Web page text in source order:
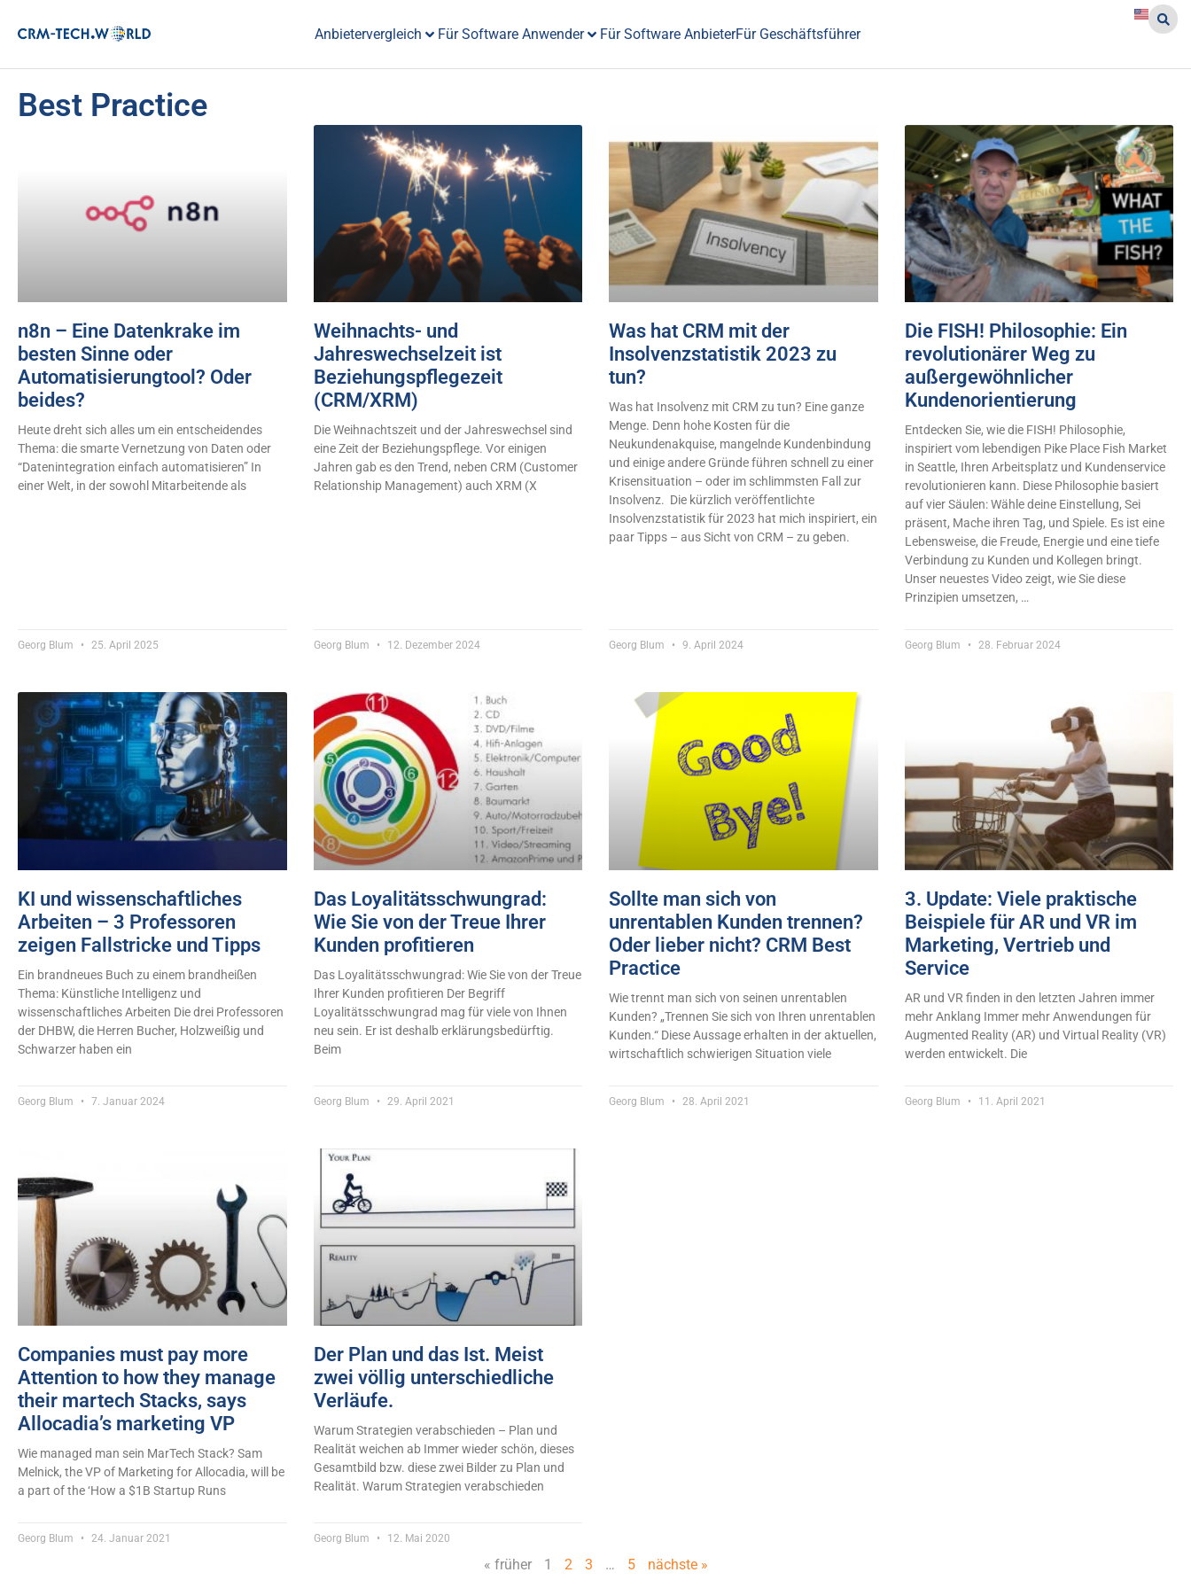
Anbietervergleich Für Software Anwender Für Software AnbieterFür Geschäftsführer
Best Practice
n8n – Eine Datenkrake im
besten Sinne oder
Automatisierungtool? Oder
beides?
Heute dreht sich alles um ein entscheidendes
Thema: die smarte Vernetzung von Daten oder
“Datenintegration einfach automatisieren” In
einer Welt, in der sowohl Mitarbeitende als
Georg Blum 25. April 2025
Weihnachts- und
Jahreswechselzeit ist
Beziehungspflegezeit
(CRM/XRM)
Die Weihnachtszeit und der Jahreswechsel sind
eine Zeit der Beziehungspflege. Vor einigen
Jahren gab es den Trend, neben CRM (Customer
Relationship Management) auch XRM (X
Georg Blum 12. Dezember 2024
Was hat CRM mit der
Insolvenzstatistik 2023 zu
tun?
Was hat Insolvenz mit CRM zu tun? Eine ganze
Menge. Denn hohe Kosten für die
Neukundenakquise, mangelnde Kundenbindung
und einige andere Gründe führen schnell zu einer
Krisensituation – oder im schlimmsten Fall zur
Insolvenz. Die kürzlich veröffentlichte
Insolvenzstatistik für 2023 hat mich inspiriert, ein
paar Tipps – aus Sicht von CRM – zu geben.
Georg Blum 9. April 2024
Die FISH! Philosophie: Ein
revolutionärer Weg zu
außergewöhnlicher
Kundenorientierung
Entdecken Sie, wie die FISH! Philosophie,
inspiriert vom lebendigen Pike Place Fish Market
in Seattle, Ihren Arbeitsplatz und Kundenservice
revolutionieren kann. Diese Philosophie basiert
auf vier Säulen: Wähle deine Einstellung, Sei
präsent, Mache ihren Tag, und Spiele. Es ist eine
Lebensweise, die Freude, Energie und eine tiefe
Verbindung zu Kunden und Kollegen bringt.
Unser neuestes Video zeigt, wie Sie diese
Prinzipien umsetzen, …
Georg Blum 28. Februar 2024
KI und wissenschaftliches
Arbeiten – 3 Professoren
zeigen Fallstricke und Tipps
Ein brandneues Buch zu einem brandheißen
Thema: Künstliche Intelligenz und
wissenschaftliches Arbeiten Die drei Professoren
der DHBW, die Herren Bucher, Holzweißig und
Schwarzer haben ein
Georg Blum 7. Januar 2024
Das Loyalitätsschwungrad:
Wie Sie von der Treue Ihrer
Kunden profitieren
Das Loyalitätsschwungrad: Wie Sie von der Treue
Ihrer Kunden profitieren Der Begriff
Loyalitätsschwungrad mag für viele von Ihnen
neu sein. Er ist deshalb erklärungsbedürftig.
Beim
Georg Blum 29. April 2021
Sollte man sich von
unrentablen Kunden trennen?
Oder lieber nicht? CRM Best
Practice
Wie trennt man sich von seinen unrentablen
Kunden? „Trennen Sie sich von Ihren unrentablen
Kunden.“ Diese Aussage erhalten in der aktuellen,
wirtschaftlich schwierigen Situation viele
Georg Blum 28. April 2021
3. Update: Viele praktische
Beispiele für AR und VR im
Marketing, Vertrieb und
Service
AR und VR finden in den letzten Jahren immer
mehr Anklang Immer mehr Anwendungen für
Augmented Reality (AR) und Virtual Reality (VR)
werden entwickelt. Die
Georg Blum 11. April 2021
Companies must pay more
Attention to how they manage
their martech Stacks, says
Allocadia’s marketing VP
Wie managed man sein MarTech Stack? Sam
Melnick, the VP of Marketing for Allocadia, will be
a part of the ‘How a $1B Startup Runs
Georg Blum 24. Januar 2021
Der Plan und das Ist. Meist
zwei völlig unterschiedliche
Verläufe.
Warum Strategien verabschieden – Plan und
Realität weichen ab Immer wieder schön, dieses
Gesamtbild bzw. diese zwei Bilder zu Plan und
Realität. Warum Strategien verabschieden
Georg Blum 12. Mai 2020
« früher 1 2 3 … 5 nächste »